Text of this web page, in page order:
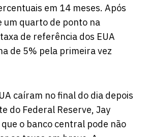
em 14 meses. Após
um quarto de ponto na
de referência dos EUA
de 5% pela primeira vez
caíram no final do dia depois
do Federal Reserve, Jay
o banco central pode não